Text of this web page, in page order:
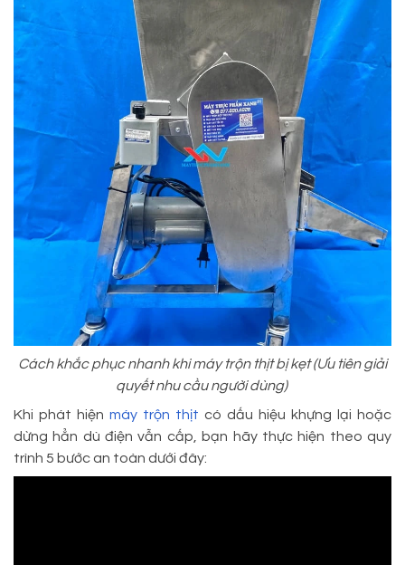
Cách khắc phục nhanh khi máy trộn thịt bị kẹt (Ưu tiên giải
quyết nhu cầu người dùng)
Khi phát hiện máy trộn thịt có dấu hiệu khựng lại hoặc
dừng hẳn dù điện vẫn cấp, bạn hãy thực hiện theo quy
trình 5 bước an toàn dưới đây: